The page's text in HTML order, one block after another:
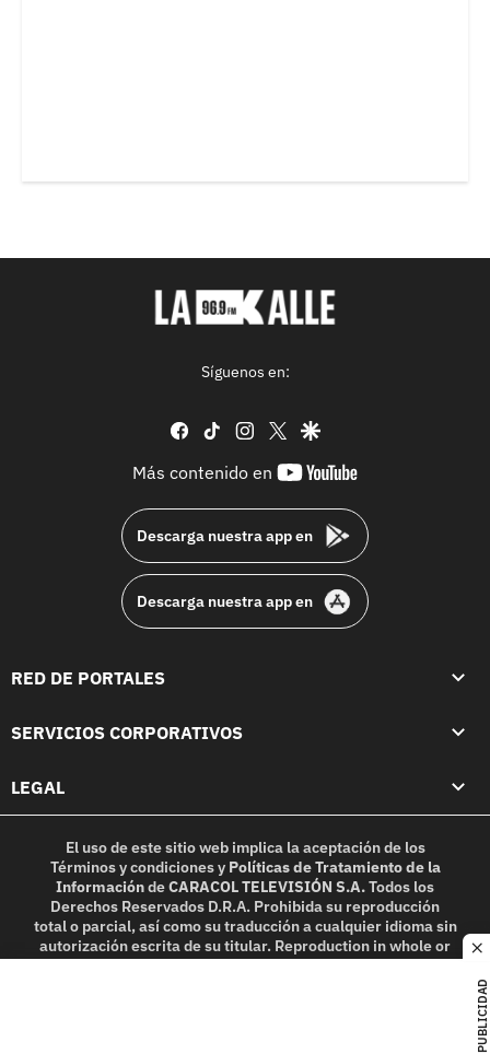
PUBLICIDAD
Síguenos en:
facebook
tiktok instagram
twittergoogle
Más contenido en
youtube-
Descarga nuestra app en
Descarga nuestra app en
RED DE PORTALES
SERVICIOS CORPORATIVOS
LEGAL
El uso de este sitio web implica la aceptación de los
Términos y condicionesy Políticas de Tratamiento de la
InformacióndeCARACOL TELEVISIÓN S.A.Todos los
Derechos Reservados D.R.A. Prohibida su reproducción
total o parcial, así como su traducción a cualquier idioma sin
autorización escrita de su titular. Reproduction in whole or
in part, or translation without written permission is